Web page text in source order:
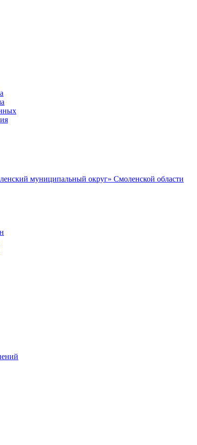
муниципальный округ» Смоленской области